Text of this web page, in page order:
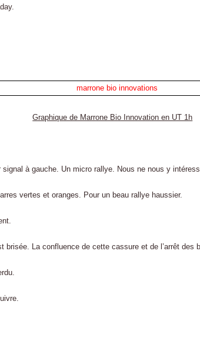
Graphique de Marrone Bio Innovation en UT 1h
signal à gauche. Un micro rallye. Nous ne nous y
vertes et oranges. Pour un beau rallye haussier.
brisée. La confluence de cette cassure et de l’arrêt des